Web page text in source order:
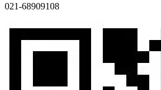
021-68909108